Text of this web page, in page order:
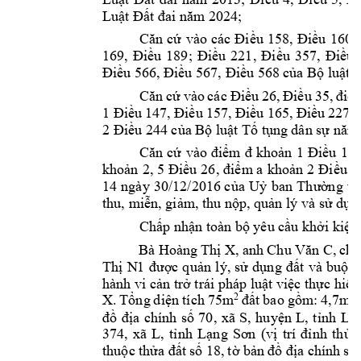
Luật Đất đai năm 2024;
Căn cứ vào các Điều 158, Điều 160,
169, Điều 189; Điều 221, Điều 357, Điều
Điều 566, Điều 567, Điều 568 của Bộ luật
Căn cứ vào các Điều 26, Điều 35, điể
1 Điều 147, Điều 157, Điều 165, Điều 227,
2 Điều 244 của Bộ luật Tố tụng dân sự
Căn cứ vào điểm đ khoản 1 Điều
khoản 2, 5 Điều 26, điểm a khoản 2 Điều
14 ngày 30/12/2016 của Uỷ ban Thường v
thu, miễn, giảm, thu nộp, quản lý và sử dụ
Chấp nhận toàn bộ yêu cầu khởi kiệ
Bà Hoàng Thị X, anh Chu Văn C, ch
Thị N1 được quản lý, sử dụng đất và buộc
hành vi cản trở trái pháp luật việc thực hiệ
X. Tổng diện tích 75m2 đất bao gồm: 4,7m
đồ địa chính số 70, xã S, huyện L, tỉnh L
374, xã L, tỉnh Lạng Sơn (vị trí đỉnh thử
thuộc thửa đất số 18, tờ bản đồ địa chính s